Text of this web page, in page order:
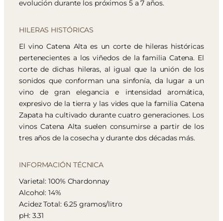
evolución durante los próximos 5 a 7 años.
HILERAS HISTÓRICAS
El vino Catena Alta es un corte de hileras históricas
pertenecientes a los viñedos de la familia Catena. El
corte de dichas hileras, al igual que la unión de los
sonidos que conforman una sinfonía, da lugar a un
vino de gran elegancia e intensidad aromática,
expresivo de la tierra y las vides que la familia Catena
Zapata ha cultivado durante cuatro generaciones. Los
vinos Catena Alta suelen consumirse a partir de los
tres años de la cosecha y durante dos décadas más.
INFORMACIÓN TÉCNICA
Varietal: 100% Chardonnay
Alcohol: 14%
Acidez Total: 6.25 gramos/litro
pH: 3.31